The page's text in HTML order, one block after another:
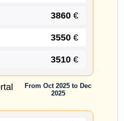
3860 €
3550 €
3510 €
From Oct 2025 to Dec
2025